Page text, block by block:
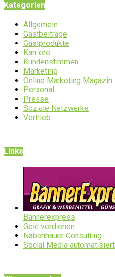
Kategorien
Allgemein
Gastbeiträge
Gastprodukte
Karriere
Kundenstimmen
Marketing
Online Marketing Magazin
Personal
Presse
Soziale Netzwerke
Vertrieb
Links
Bannerexpress
Geld verdienen
Nabenhauer Consulting
Social Media automatisiert